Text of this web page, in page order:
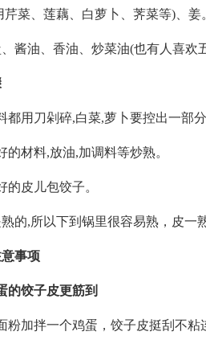
菜、莲藕、白萝卜、荠菜等)、姜
酱油、香油、炒菜油(也有人喜欢
都用刀剁碎,白菜,萝卜要控出一部分
的材料,放油,加调料等炒熟。
的皮儿包饺子。
的,所以下到锅里很容易熟，皮一
事项
的饺子皮更筋到
粉加拌一个鸡蛋，饺子皮挺刮不粘